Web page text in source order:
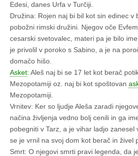
Edesi, danes Urfa v Turčiji.
Družina: Rojen naj bi bil kot sin edinec v
pobožni rimski družini. Njegov oče
cesarski svetovalec, materi pa je bilo
je privolil v poroko s Sabino, a je na
domačo hišo.
Asket: Aleš naj bi se 17 let kot berač
Mezopotamiji oz. naj bi kot spoštovan
Mezopotamiji.
Vrnitev: Ker so ljudje Aleša zaradi
načina življenja vedno bolj cenili in ga
pobegniti v Tarz, a je vihar ladjo zanesel
se je vrnil na svoj dom kot berač in živel
Smrt: O njegovi smrti pravi legenda, da